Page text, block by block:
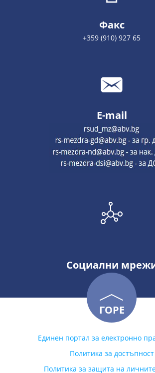
Факс
+359 (910) 927 65
E-mail
Социални
ГОРЕ
Единен портал за електронно
Политика за достъпност
Политика за защита на